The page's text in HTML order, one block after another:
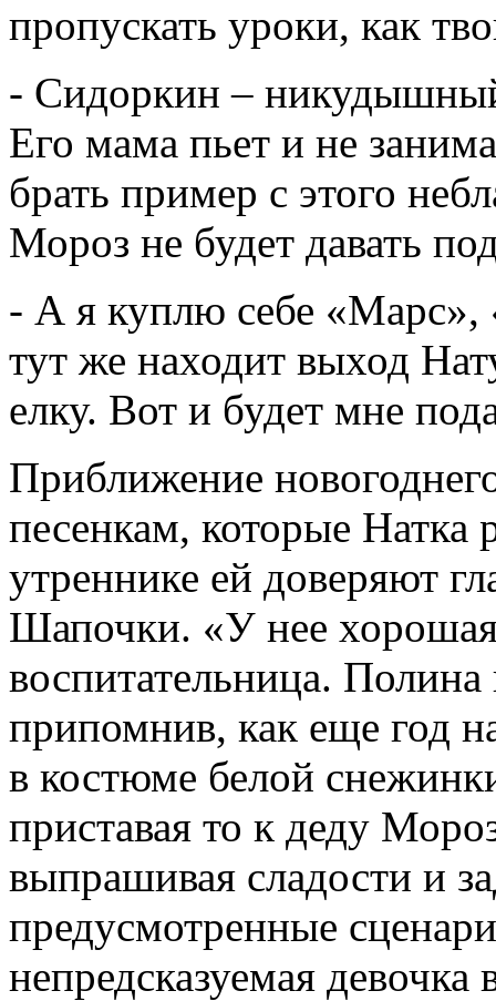
пропускать уроки, как
- Сидоркин –
Его мама пьет и не
брать пример с этого
Мороз не будет давать
- А я куплю себе «Марс»,
тут же находит выход
елку. Вот и будет мне
Приближение
песенкам, которые Натка
утреннике ей доверяют
Шапочки. «У нее хорошая
воспитательница.
припомнив, как еще год
в костюме белой
приставая то к деду
выпрашивая сладости и
предусмотренные
непредсказуемая